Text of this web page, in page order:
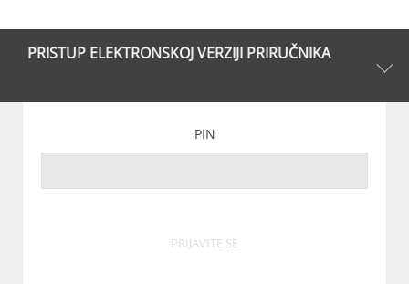
PRISTUP ELEKTRONSKOJ VERZIJI PRIRUČNIKA
PIN
PRIJAVITE SE